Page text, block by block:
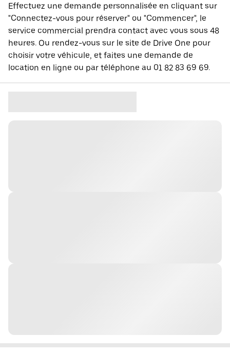
Effectuez une demande personnalisée en cliquant sur
"Connectez-vous pour réserver" ou "Commencer", le
service commercial prendra contact avec vous sous 48
heures. Ou rendez-vous sur le site de Drive One pour
choisir votre véhicule, et faites une demande de
location en ligne ou par téléphone au 01 82 83 69 69.